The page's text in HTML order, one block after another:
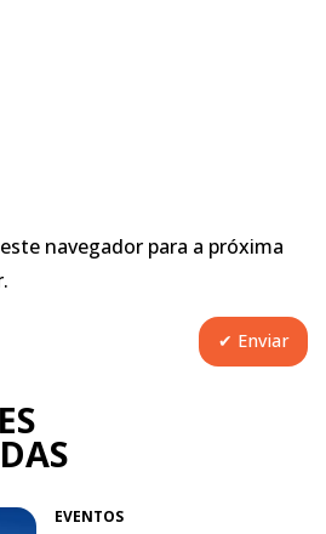
navegador para a próxima
EVENTOS